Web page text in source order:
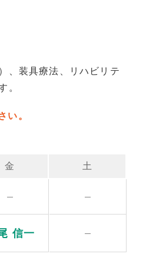
、装具療法、リハビリテ
。
い。
金 土
信一